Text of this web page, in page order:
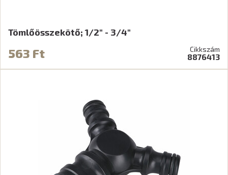
Tömlőösszekötő; 1/2" - 3/4"
563 Ft Cikkszám
8876413